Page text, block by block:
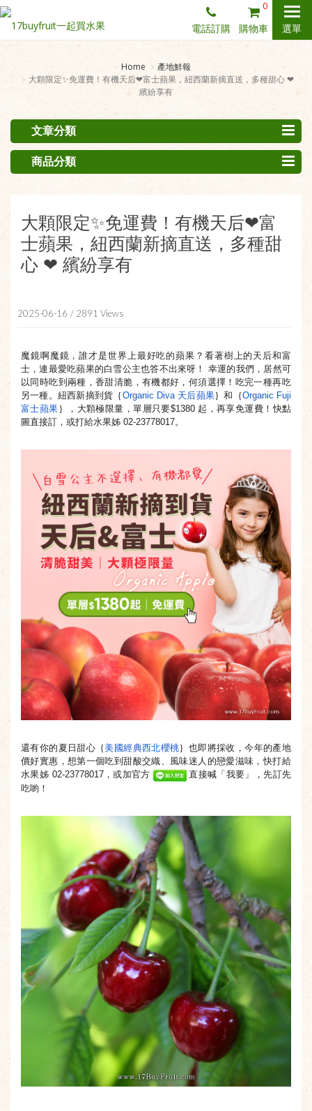
選單
電話訂購
0
購物車
Home
產地鮮報
大顆限定✨免運費！有機天后❤富士蘋果，紐西蘭新摘直送，多種甜心 ❤
繽紛享有
文章分類
商品分類
大顆限定✨免運費！有機天后❤富
士蘋果，紐西蘭新摘直送，多種甜
心 ❤ 繽紛享有
2025-06-16 / 2891 Views
魔鏡啊魔鏡，誰才是世界上最好吃的蘋果？看著樹上的天后和富
士，連最愛吃蘋果的白雪公主也答不出來呀！ 幸運的我們，居然可
以同時吃到兩種，香甜清脆，有機都好， 何須選擇！吃完一種再吃
另一種。紐西新摘到貨｛ Organic Diva 天后蘋果｝和｛Organic Fuji
富士蘋果 ｝，大顆極限量，單層只要$1380 起，再享免運費！快點
圖直接訂，或打給水果姊 02-23778017。
還有你的夏日甜心｛美國經典西北櫻桃｝也即將採收，今年的產地
價好實惠，想第一個吃到甜酸交織、 風味迷人的戀愛滋味，快打給
水果姊 02-23778017，或加官方
直接喊「我要」，先訂先
吃喲！